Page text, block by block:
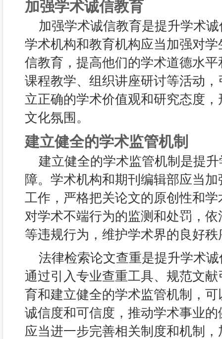
加强学术诚信教育
加强学术诚信教育是提升学术
学术机构和教育机构应当加强对
信教育，提高他们的学术道德水
课程教学、组织讲座研讨等活动
立正确的学术价值观和研究态度
文化氛围。
建立健全的学术监管机制
建立健全的学术监管机制是提
障。学术机构和期刊编辑部应当
工作，严格把关论文的原创性和
对学术不端行为的监测和处罚，
等违规行为，维护学术界的良好
法律检索论文查重是提升学术
通过引入专业查重工具、规范文
育和建立健全的学术监管机制，
诚信度和可信度，推动学术事业
应当进一步完善相关制度和机制